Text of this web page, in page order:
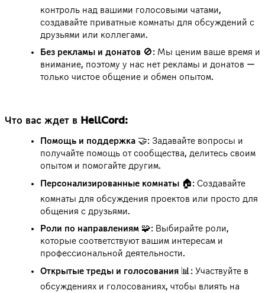
контроль над вашими голосовыми чатами,
создавайте приватные комнаты для обсуждений с
друзьями или коллегами.
Без рекламы и донатов 🚫: Мы ценим ваше время и
внимание, поэтому у нас нет рекламы и донатов —
только чистое общение и обмен опытом.
Что вас ждет в HellCord:
Помощь и поддержка 🤝: Задавайте вопросы и
получайте помощь от сообщества, делитесь своим
опытом и помогайте другим.
Персонализированные комнаты 🏠: Создавайте
комнаты для обсуждения проектов или просто для
общения с друзьями.
Роли по направлениям 🧩: Выбирайте роли,
которые соответствуют вашим интересам и
профессиональной деятельности.
Открытые треды и голосования 📊: Участвуйте в
обсуждениях и голосованиях, чтобы влиять на